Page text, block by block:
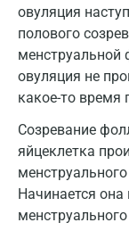
овуляция
полового
менструальной
овуляция не
какое-то время
Созревание
яйцеклетка
Начинается
Королев
Кострома
Краснодар